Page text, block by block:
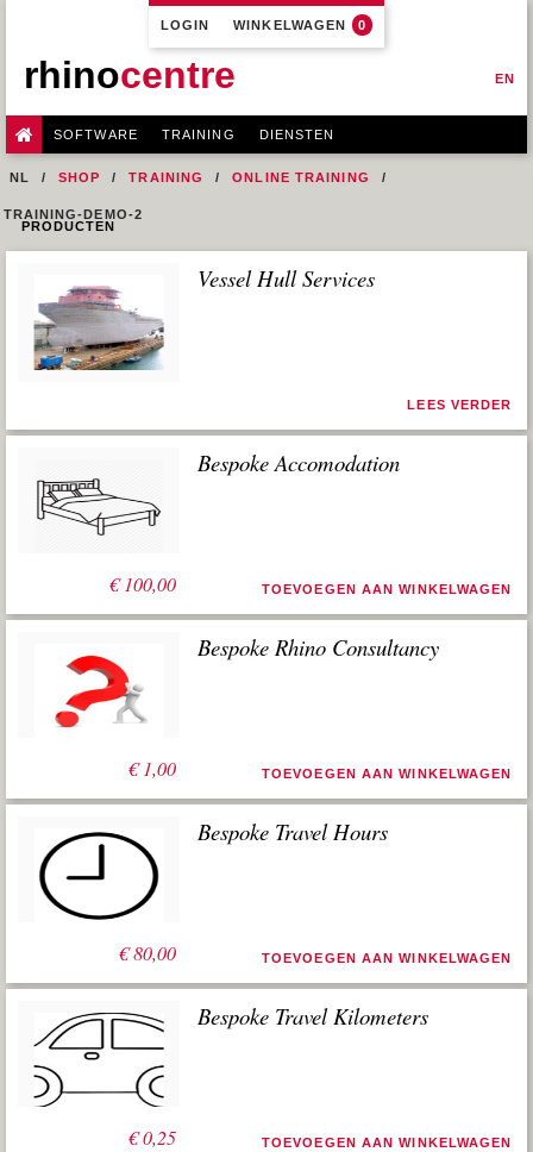
LOGIN WINKELWAGEN 0
EN
rhinocentre
SOFTWARE TRAINING DIENSTEN
NL SHOP TRAINING ONLINE TRAINING
TRAINING-DEMO-2
PRODUCTEN
Vessel Hull Services
LEES VERDER
€100,00
Bespoke Accomodation
TOEVOEGEN AAN WINKELWAGEN
€1,00
Bespoke Rhino Consultancy
TOEVOEGEN AAN WINKELWAGEN
€80,00
Bespoke Travel Hours
TOEVOEGEN AAN WINKELWAGEN
€0,25
Bespoke Travel Kilometers
TOEVOEGEN AAN WINKELWAGEN